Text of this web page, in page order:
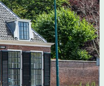
Colofon
Contact
Onderwijs